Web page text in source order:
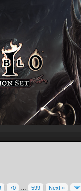
70 599 Next »